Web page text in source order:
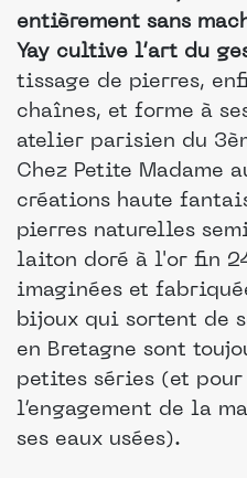
entièrement sans
Yay cultive l’art du
tissage de pierres,
chaînes, et forme à
atelier parisien du
Chez Petite Madame
créations haute
pierres naturelles
laiton doré à l'or fin
imaginées et
bijoux qui sortent de
en Bretagne sont
petites séries (et pour
l’engagement de la
ses eaux usées).